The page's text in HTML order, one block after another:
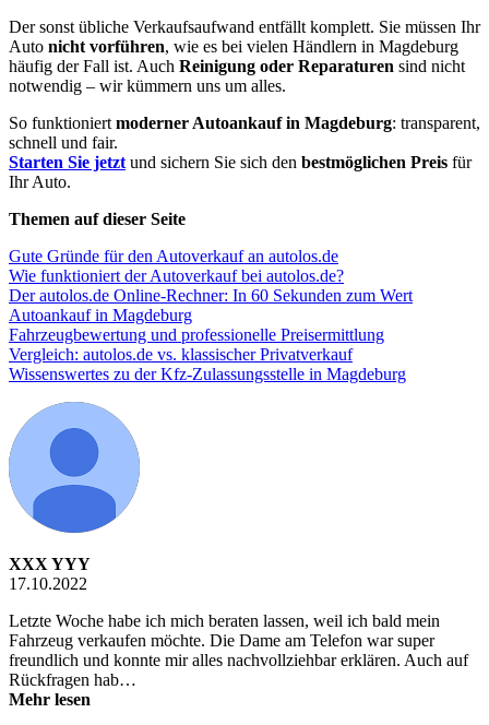
Der sonst übliche Verkaufsaufwand entfällt komplett. Sie müssen Ihr
Auto nicht vorführen, wie es bei vielen Händlern in Magdeburg
häufig der Fall ist. Auch Reinigung oder Reparaturen sind nicht
notwendig – wir kümmern uns um alles.
So funktioniert moderner Autoankauf in Magdeburg: transparent,
schnell und fair.
Starten Sie jetzt und sichern Sie sich den bestmöglichen Preis für
Ihr Auto.
Themen auf dieser Seite
Gute Gründe für den Autoverkauf an autolos.de
Wie funktioniert der Autoverkauf bei autolos.de?
Der autolos.de Online-Rechner: In 60 Sekunden zum Wert
Autoankauf in Magdeburg
Fahrzeugbewertung und professionelle Preisermittlung
Vergleich: autolos.de vs. klassischer Privatverkauf
Wissenswertes zu der Kfz-Zulassungsstelle in Magdeburg
XXX YYY
17.10.2022
Letzte Woche habe ich mich beraten lassen, weil ich bald mein
Fahrzeug verkaufen möchte. Die Dame am Telefon war super
freundlich und konnte mir alles nachvollziehbar erklären. Auch auf
Rückfragen hab…
Mehr lesen